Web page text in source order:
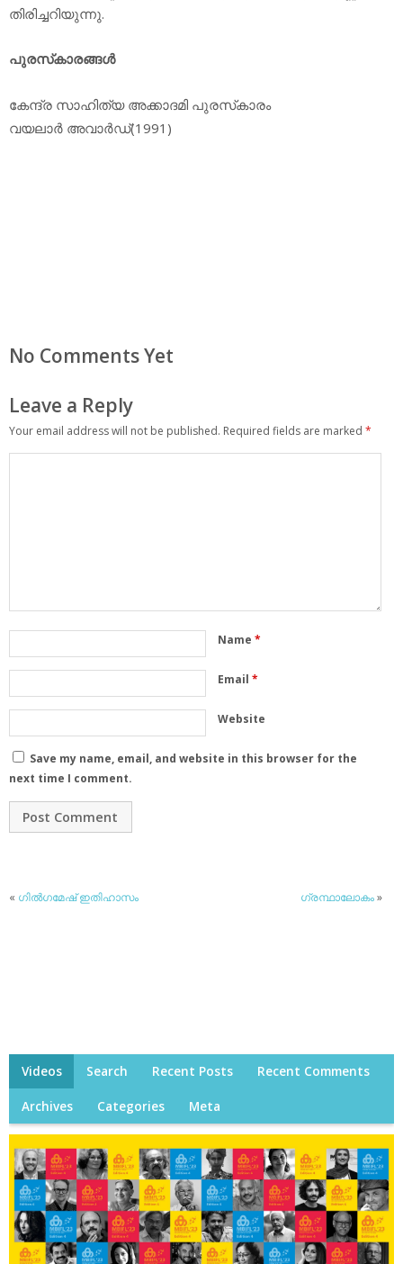
തിരിച്ചറിയുന്നു.
പുരസ്‌കാരങ്ങള്‍
കേന്ദ്ര സാഹിത്യ അക്കാദമി പുരസ്‌കാരം
വയലാര്‍ അവാര്‍ഡ്(1991)
No Comments Yet
Leave a Reply
Your email address will not be published. Required fields are marked *
Name *
Email *
Website
Save my name, email, and website in this browser for the
next time I comment.
« ഗില്‍ഗമേഷ് ഇതിഹാസം ഗ്രന്ഥാലോകം»
Videos Search Recent Posts Recent Comments
Archives Categories Meta